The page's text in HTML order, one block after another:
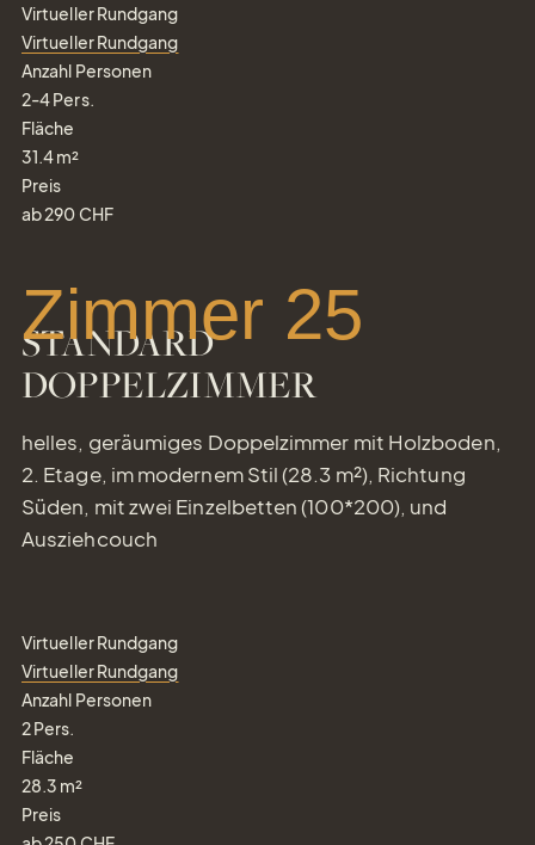
Virtueller Rundgang
Virtueller Rundgang
Anzahl Personen
2-4Pers.
Fläche
31.4m²
Preis
ab290 CHF
STANDARD
DOPPELZIMMER
Zimmer 25
helles, geräumiges Doppelzimmer mit Holzboden,
2. Etage, im modernem Stil (28.3 m²), Richtung
Süden, mit zwei Einzelbetten (100*200), und
Ausziehcouch
Virtueller Rundgang
Virtueller Rundgang
Anzahl Personen
2Pers.
Fläche
28.3 m²
Preis